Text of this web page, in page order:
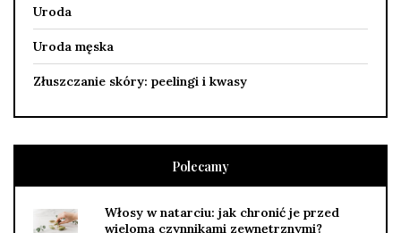
Uroda
Uroda męska
Złuszczanie skóry: peelingi i kwasy
Polecamy
Włosy w natarciu: jak chronić je przed
wieloma czynnikami zewnętrznymi?